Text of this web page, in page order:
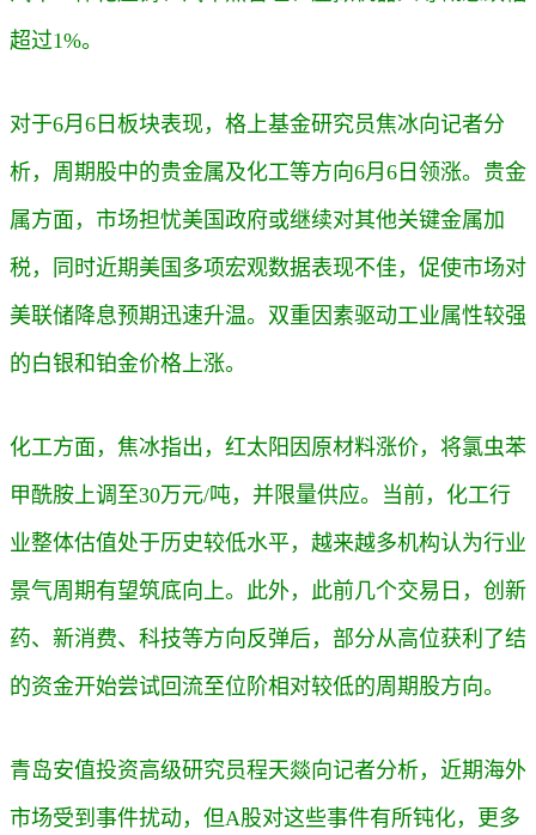
超过1%。
对于6月6日板块表现，格上基金研究员焦冰向记者分
析，周期股中的贵金属及化工等方向6月6日 领涨。贵金
属方面，市场担忧美国政府或继续对其他关键金属加
税，同时近期美国多项宏观数据表现不佳，促使市场对
美联储降息预期迅速升温。双重因素驱动工业属性较强
的白银和铂金价格上涨。
化工方面，焦冰指出，红太阳因原材料涨价，将氯虫苯
甲酰胺上调至30万元/吨，并限量供应。当前，化工行
业整体估值处于历史较低水平，越来越多机构认为行业
景气周期有望筑底向上。此外，此前几个交易日，创新
药、新消费、科技等方向反弹后，部分从高位获利了结
的资金开始尝试回流至位阶相对较低的周期股方向。
青岛安值投资高级研究员程天燚向记者分析， 近期海外
市场受到事件扰动，但A股对这些事件有所钝化，更多